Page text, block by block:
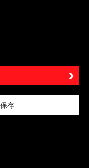
存